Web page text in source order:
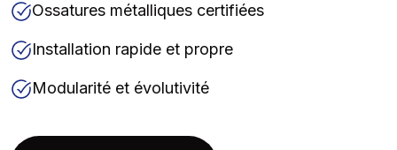
Ossatures métalliques certifiées
Installation rapide et propre
Modularité et évolutivité